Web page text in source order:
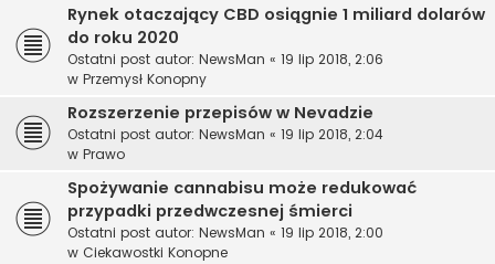
Rynek otaczający CBD osiągnie 1 miliard dolarów
do roku 2020
Ostatni post autor: NewsMan « 19 lip 2018, 2:06
w Przemysł Konopny
Rozszerzenie przepisów w Nevadzie
Ostatni post autor: NewsMan « 19 lip 2018, 2:04
w Prawo
Spożywanie cannabisu może redukować
przypadki przedwczesnej śmierci
Ostatni post autor: NewsMan « 19 lip 2018, 2:00
w Ciekawostki Konopne